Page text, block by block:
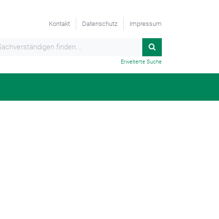
Kontakt Datenschutz Impressum
Erweiterte Suche